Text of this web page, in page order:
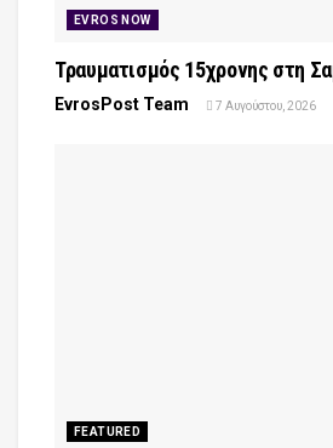
EVROS NOW
Τραυματισμός 15χρονης στη
EvrosPost Team 7 Αυγούστου, 2026
FEATURED